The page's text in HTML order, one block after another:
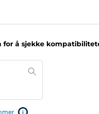
for å sjekke